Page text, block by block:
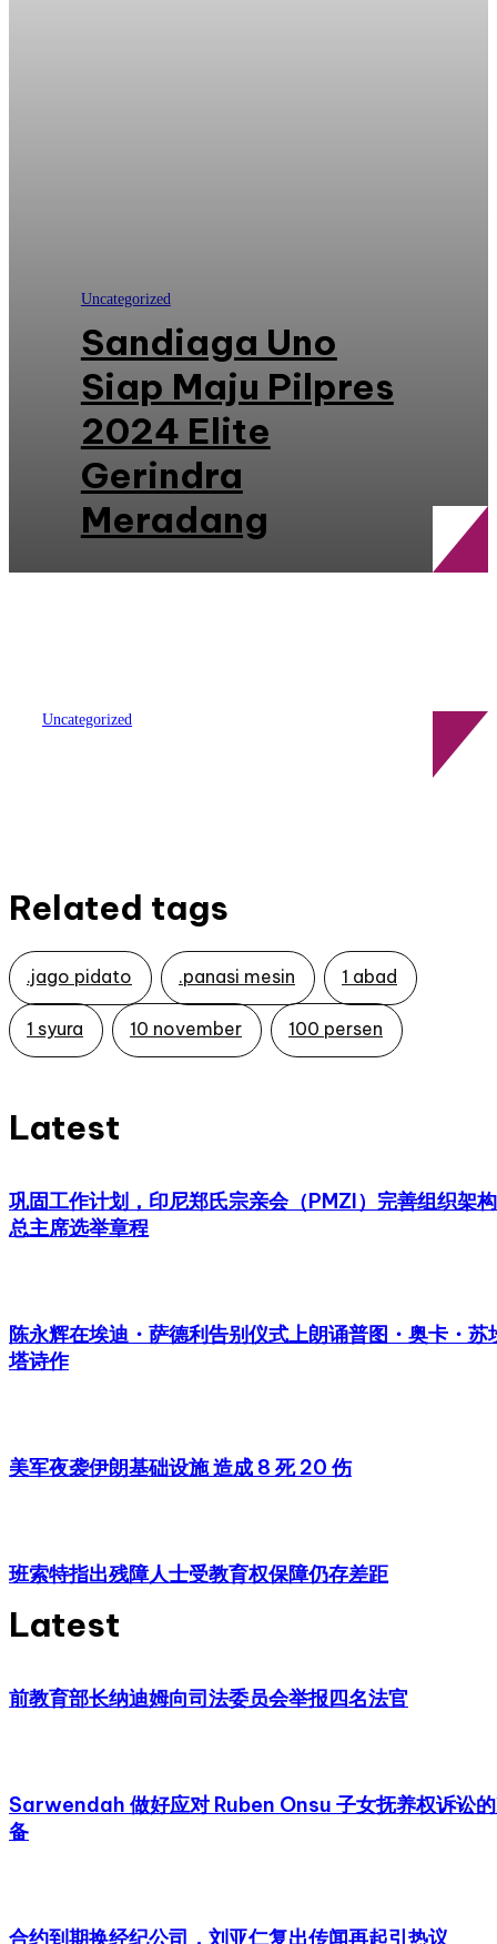
Uncategorized
Sandiaga Uno
Siap Maju Pilpres
2024 Elite
Gerindra
Meradang
Uncategorized
Kawasan Pecinan Glodok Eksis
Related tags
.jago pidato .panasi mesin 1 abad
1 syura 10 november 100 persen
Latest
巩固工作计划，印尼郑氏宗亲会（PMZI）完善组织架
总主席选举章程
陈永辉在埃迪・萨德利告别仪式上朗诵普图・奥卡・苏
塔诗作
美军夜袭伊朗基础设施 造成 8 死 20 伤
班索特指出残障人士受教育权保障仍存差距
Latest
前教育部长纳迪姆向司法委员会举报四名法官
Sarwendah 做好应对 Ruben Onsu 子女抚养权诉讼
备
合约到期换经纪公司，刘亚仁复出传闻再起引热议